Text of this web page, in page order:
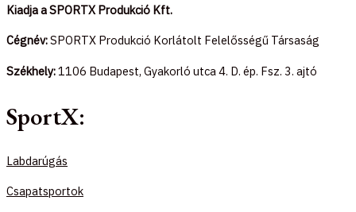
Kiadja a SPORTX Produkció Kft.
Cégnév:SPORTX Produkció Korlátolt Felelősségű Társaság
Székhely:1106 Budapest, Gyakorló utca 4. D. ép. Fsz. 3. ajtó
SportX:
Labdarúgás
Csapatsportok